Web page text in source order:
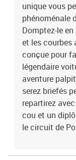
unique vous
phénoménale
Domptez-le
et les courbes
conçue pour
légendaire
aventure
serez briefés
repartirez
cou et un
le circuit de